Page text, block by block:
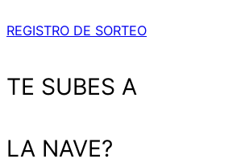
REGISTRO DE SORTEO
TE SUBES A
LA NAVE?